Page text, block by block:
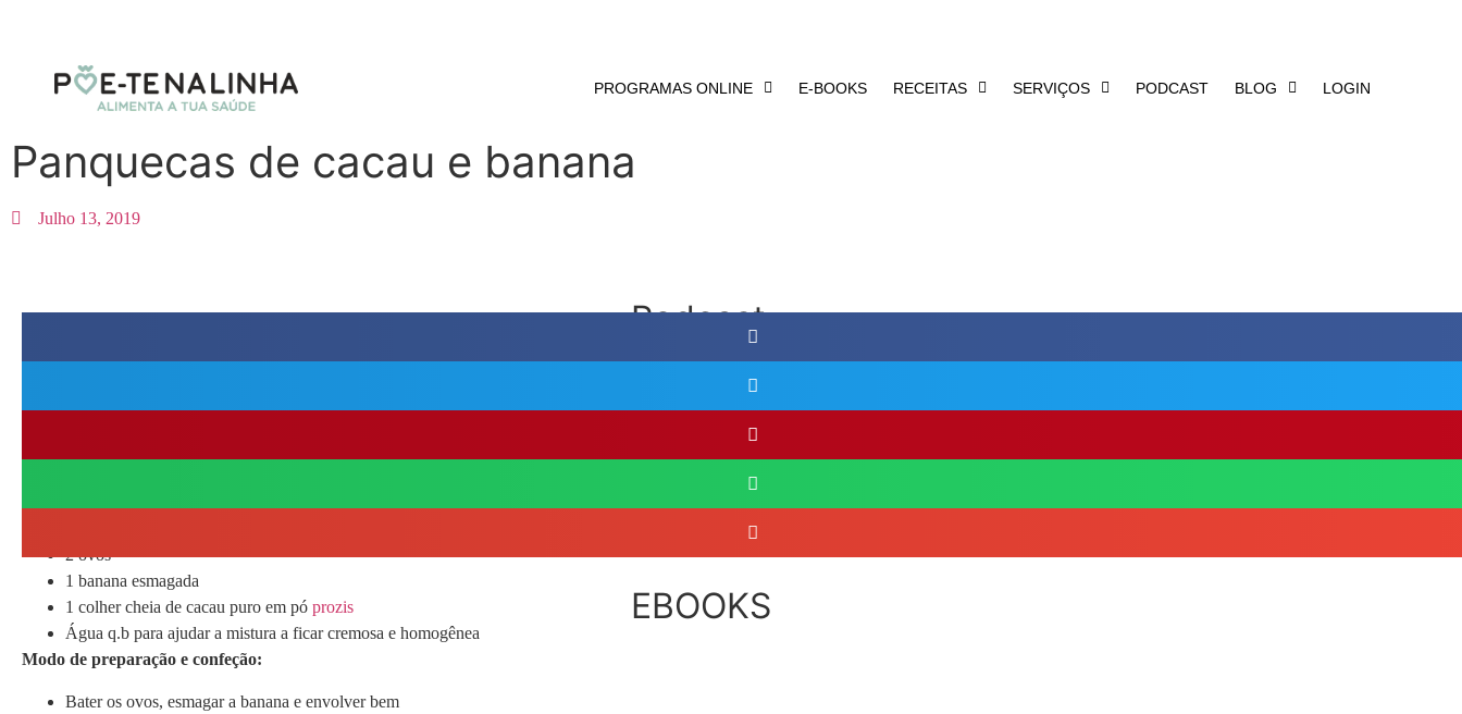
PROGRAMAS ONLINE E-BOOKS RECEITAS SERVIÇOS PODCAST BLOG LOGIN
Panquecas de cacau e banana
Julho 13, 2019
2 ovos
1 banana esmagada
1 colher cheia de cacau puro em pó prozis
Água q.b para ajudar a mistura a ficar cremosa e homogênea
Modo de preparação e confeção:
Bater os ovos, esmagar a banana e envolver bem
Podcast
TESTEMUNHOS
EBOOKS